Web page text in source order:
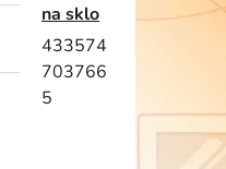
na sklo
433574
703766
5